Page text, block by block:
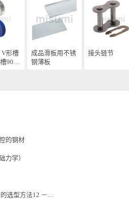
V形槽
90度
成品滑板用不锈
钢薄板
接头链节
的钢材
力学）
12 －容许张力表－